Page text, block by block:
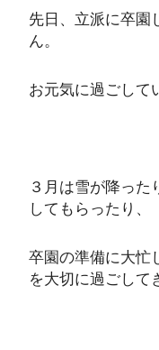
先日、立派に卒園
ん。
お元気に過ごして
３月は雪が降った
してもらったり、
卒園の準備に大忙
を大切に過ごして